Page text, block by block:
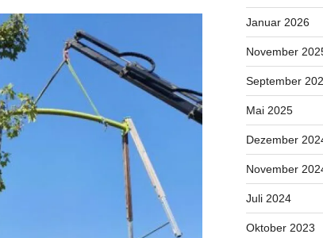
Januar 2026
November
September
Mai 2025
Dezember
November
Juli 2024
Oktober 2023